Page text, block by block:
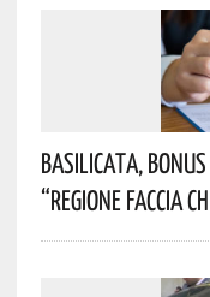
Basilicata, Bonus
“Regione Faccia